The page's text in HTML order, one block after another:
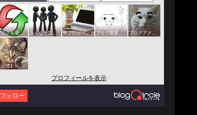
ブログを更新したらここで報告 みんなで気軽にアクセスアップ 💙ブロガー応援&更新報告♪💙 ブログ更新報告サークル ブログアクセスアップサークル
【公式】ペットサークル
プロフィールを表示
フォロー